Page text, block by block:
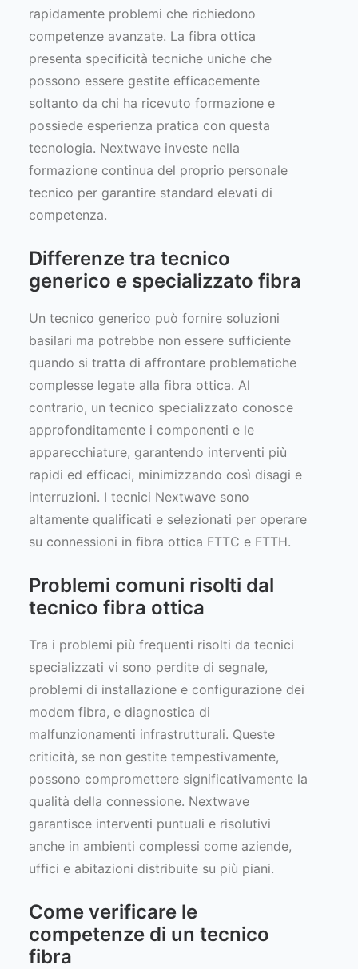
rapidamente problemi che richiedono
competenze avanzate. La fibra ottica
presenta specificità tecniche uniche che
possono essere gestite efficacemente
soltanto da chi ha ricevuto formazione e
possiede esperienza pratica con questa
tecnologia. Nextwave investe nella
formazione continua del proprio personale
tecnico per garantire standard elevati di
competenza.
Differenze tra tecnico
generico e specializzato fibra
Un tecnico generico può fornire soluzioni
basilari ma potrebbe non essere sufficiente
quando si tratta di affrontare problematiche
complesse legate alla fibra ottica. Al
contrario, un tecnico specializzato conosce
approfonditamente i componenti e le
apparecchiature, garantendo interventi più
rapidi ed efficaci, minimizzando così disagi e
interruzioni. I tecnici Nextwave sono
altamente qualificati e selezionati per operare
su connessioni in fibra ottica FTTC e FTTH.
Problemi comuni risolti dal
tecnico fibra ottica
Tra i problemi più frequenti risolti da tecnici
specializzati vi sono perdite di segnale,
problemi di installazione e configurazione dei
modem fibra, e diagnostica di
malfunzionamenti infrastrutturali. Queste
criticità, se non gestite tempestivamente,
possono compromettere significativamente la
qualità della connessione. Nextwave
garantisce interventi puntuali e risolutivi
anche in ambienti complessi come aziende,
uffici e abitazioni distribuite su più piani.
Come verificare le
competenze di un tecnico
fibra